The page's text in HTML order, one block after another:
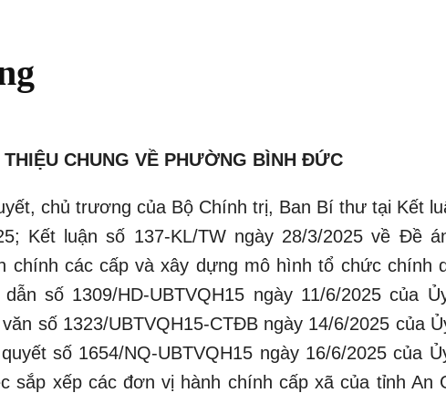
CHUNG VỀ PHƯỜNG BÌNH ĐỨC
trương của Bộ Chính trị, Ban Bí thư tại Kết
Kết luận số 137-KL/TW ngày 28/3/2025 về Đề
chính các cấp và xây dựng mô hình tổ chức chính
số 1309/HD-UBTVQH15 ngày 11/6/2025 của
số 1323/UBTVQH15-CTĐB ngày 14/6/2025 của
số 1654/NQ-UBTVQH15 ngày 16/6/2025 của
sắp xếp các đơn vị hành chính cấp xã của tỉnh An